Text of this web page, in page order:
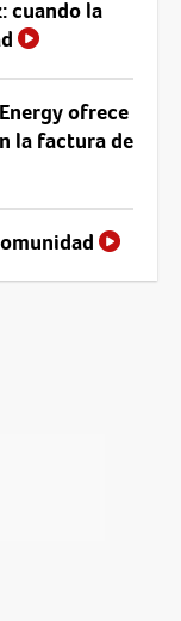
cuando la
ofrece
la factura de